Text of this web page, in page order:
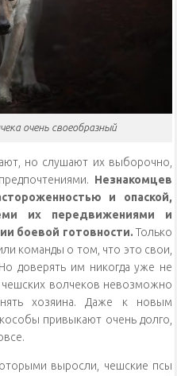
очень своеобразный
но слушают их выборочно,
Незнакомцев
и опаской,
их передвижениями и
боевой готовности. Только
команды о том, что это свои,
доверять им никогда уже не
волчеков невозможно
хозяина. Даже к новым
привыкают очень долго,
выросли, чешские псы